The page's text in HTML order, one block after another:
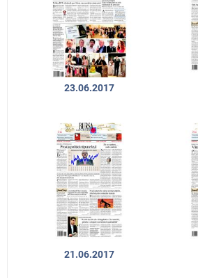
23.06.2017
21.06.2017